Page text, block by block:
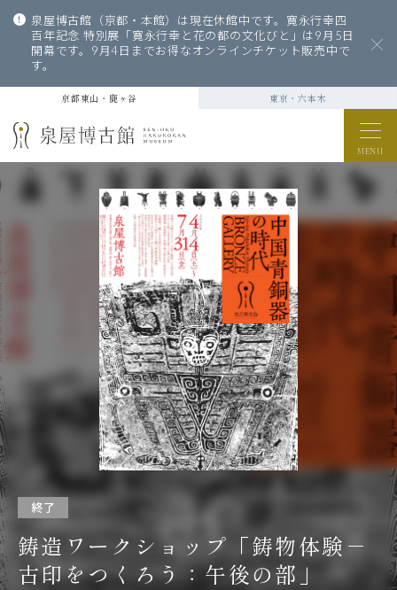
泉屋博古館（京都・本館）は現在休館中です。寛永行幸四
百年記念 特別展「寛永行幸と花の都の文化びと」は9月5日
開幕です。9月4日までお得なオンラインチケット販売中で
す。
京都東山・鹿ヶ谷 東京・六本木
MENU
終了
鋳造ワークショップ「鋳物体験－
古印をつくろう：午後の部」